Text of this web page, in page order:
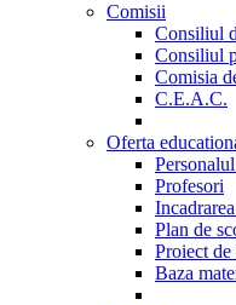
Comisii
Consiliul
Consiliul
Comisia
C.E.A.C.
Oferta
Profesori
Plan de
Proiect de
Baza